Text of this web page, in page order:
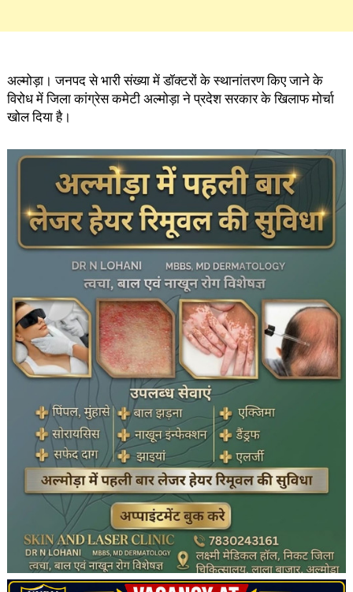
अल्मोड़ा। जनपद से भारी संख्या में डॉक्टरों के स्थानांतरण किए जाने के
विरोध में जिला कांग्रेस कमेटी अल्मोड़ा ने प्रदेश सरकार के खिलाफ मोर्चा
खोल दिया है।